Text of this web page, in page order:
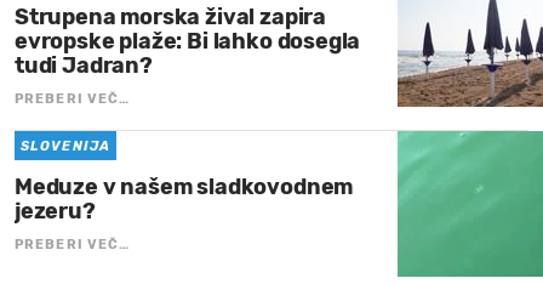
Strupena morska žival zapira
evropske plaže: Bi lahko dosegla
tudi Jadran?
PREBERI VEČ…
SLOVENIJA
Meduze v našem sladkovodnem
jezeru?
PREBERI VEČ…